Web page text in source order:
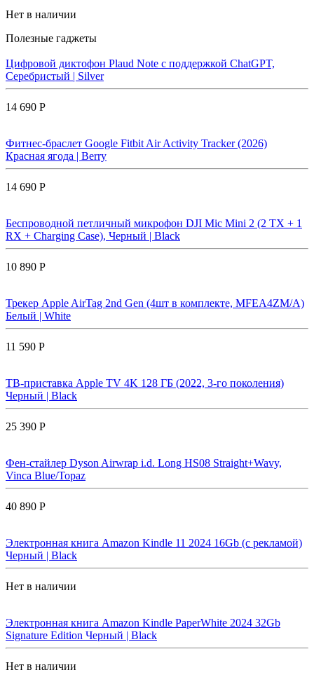
Нет в наличии
Полезные гаджеты
Цифровой диктофон Plaud Note с поддержкой ChatGPT,
Серебристый | Silver
14 690 Р
Фитнес-браслет Google Fitbit Air Activity Tracker (2026)
Красная ягода | Berry
14 690 Р
Беспроводной петличный микрофон DJI Mic Mini 2 (2 TX + 1
RX + Charging Case), Черный | Black
10 890 Р
Трекер Apple AirTag 2nd Gen (4шт в комплекте, MFEA4ZM/A)
Белый | White
11 590 Р
ТВ-приставка Apple TV 4K 128 ГБ (2022, 3-го поколения)
Черный | Black
25 390 Р
Фен-стайлер Dyson Airwrap i.d. Long HS08 Straight+Wavy,
Vinca Blue/Topaz
40 890 Р
Электронная книга Amazon Kindle 11 2024 16Gb (с рекламой)
Черный | Black
Нет в наличии
Электронная книга Amazon Kindle PaperWhite 2024 32Gb
Signature Edition Черный | Black
Нет в наличии